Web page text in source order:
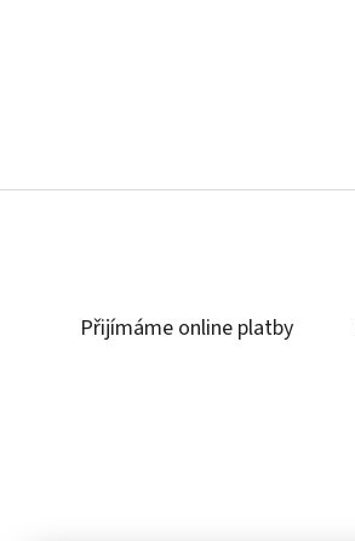
Přijímáme online platby